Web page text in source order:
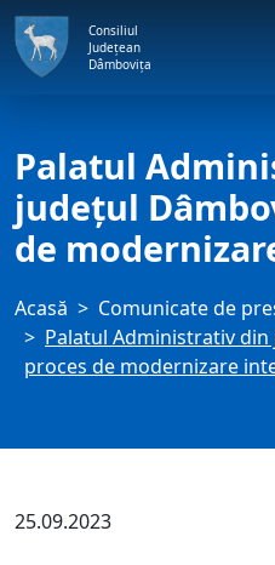
Consiliul
Județean
Dâmbovița
Palatul
județul
de
Acasă
Comunicate de
Palatul Administrativ
proces de modernizare
25.09.2023